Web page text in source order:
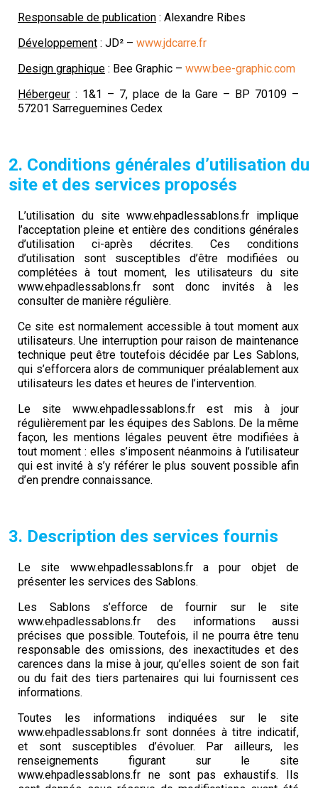
Responsable de publication : Alexandre Ribes
Développement : JD² – www.jdcarre.fr
Design graphique : Bee Graphic – www.bee-graphic.com
Hébergeur : 1&1 – 7, place de la Gare – BP 70109 –
57201 Sarreguemines Cedex
2. Conditions générales d’utilisation du
site et des services proposés
L’utilisation du site www.ehpadlessablons.fr implique
l’acceptation pleine et entière des conditions générales
d’utilisation ci-après décrites. Ces conditions
d’utilisation sont susceptibles d’être modifiées ou
complétées à tout moment, les utilisateurs du site
www.ehpadlessablons.fr sont donc invités à les
consulter de manière régulière.
Ce site est normalement accessible à tout moment aux
utilisateurs. Une interruption pour raison de maintenance
technique peut être toutefois décidée par Les Sablons,
qui s’efforcera alors de communiquer préalablement aux
utilisateurs les dates et heures de l’intervention.
Le site www.ehpadlessablons.fr est mis à jour
régulièrement par les équipes des Sablons. De la même
façon, les mentions légales peuvent être modifiées à
tout moment : elles s’imposent néanmoins à l’utilisateur
qui est invité à s’y référer le plus souvent possible afin
d’en prendre connaissance.
3. Description des services fournis
Le site www.ehpadlessablons.fr a pour objet de
présenter les services des Sablons.
Les Sablons s’efforce de fournir sur le site
www.ehpadlessablons.fr des informations aussi
précises que possible. Toutefois, il ne pourra être tenu
responsable des omissions, des inexactitudes et des
carences dans la mise à jour, qu’elles soient de son fait
ou du fait des tiers partenaires qui lui fournissent ces
informations.
Toutes les informations indiquées sur le site
www.ehpadlessablons.fr sont données à titre indicatif,
et sont susceptibles d’évoluer. Par ailleurs, les
renseignements figurant sur le site
www.ehpadlessablons.fr ne sont pas exhaustifs. Ils